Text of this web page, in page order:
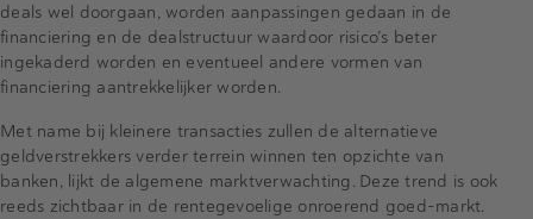
deals wel doorgaan, worden aanpassingen gedaan in de
financiering en de dealstructuur waardoor risico’s beter
ingekaderd worden en eventueel andere vormen van
financiering aantrekkelijker worden.
Met name bij kleinere transacties zullen de alternatieve
geldverstrekkers verder terrein winnen ten opzichte van
banken, lijkt de algemene marktverwachting. Deze trend is ook
reeds zichtbaar in de rentegevoelige onroerend goed-markt.